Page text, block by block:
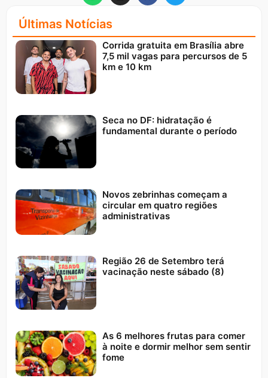
Últimas Notícias
Corrida gratuita em Brasília abre
7,5 mil vagas para percursos de 5
km e 10 km
Seca no DF: hidratação é
fundamental durante o período
Novos zebrinhas começam a
circular em quatro regiões
administrativas
Região 26 de Setembro terá
vacinação neste sábado (8)
As 6 melhores frutas para comer
à noite e dormir melhor sem sentir
fome